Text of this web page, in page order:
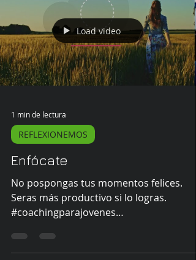
Load video
1 min de lectura
REFLEXIONEMOS
Enfócate
No pospongas tus momentos felices.
Seras más productivo si lo logras.
#coachingparajovenes
#coachingdeproposito...